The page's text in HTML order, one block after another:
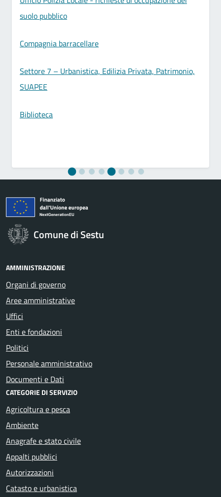
suolo pubblico
Compagnia barracellare
Settore 7 – Urbanistica, Edilizia Privata, Patrimonio,
SUAPEE
Biblioteca
Comune di Sestu
AMMINISTRAZIONE
Organi di governo
Aree amministrative
Uffici
Enti e fondazioni
Politici
Personale amministrativo
Documenti e Dati
CATEGORIE DI SERVIZIO
Agricoltura e pesca
Ambiente
Anagrafe e stato civile
Appalti pubblici
Autorizzazioni
Catasto e urbanistica